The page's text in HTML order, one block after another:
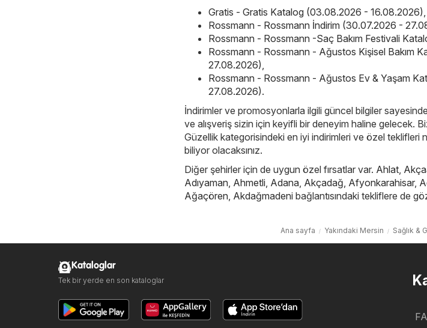
Gratis - Gratis Katalog (03.08.2026 - 16.08.2026),
Rossmann - Rossmann İndirim (30.07.2026 -
Rossmann - Rossmann -Saç Bakım Festivali
Rossmann - Rossmann - Ağustos Kişisel Bakım
27.08.2026),
Rossmann - Rossmann - Ağustos Ev & Yaşam
27.08.2026).
İndirimler ve promosyonlarla ilgili güncel bilgiler
ve alışveriş sizin için keyifli bir deneyim haline gelecek.
Güzellik kategorisindeki en iyi indirimleri ve özel teklifleri
biliyor olacaksınız.
Diğer şehirler için de uygun özel fırsatlar var. Ahlat,
Adıyaman, Ahmetli, Adana, Akçadağ, Afyonkarahisar,
Ağaçören, Akdağmadeni bağlantısındaki tekliflere de
Ana sayfa Yakındaki Mersin Sağlık &
Kataloglar
Tek bir yerde en son kataloglar